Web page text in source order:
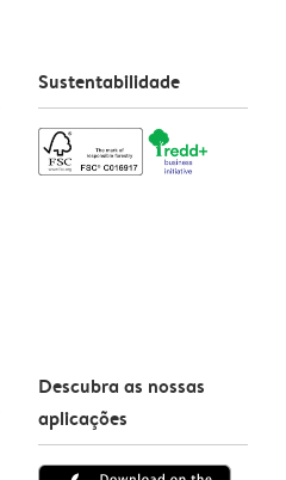
Sustentabilidade
Descubra as nossas
aplicações